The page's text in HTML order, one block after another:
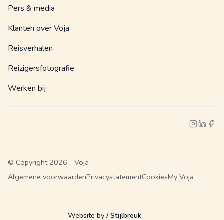
Pers & media
Klanten over Voja
Reisverhalen
Reizigersfotografie
Werken bij
© Copyright 2026 - Voja
Algemene voorwaardenPrivacystatementCookiesMy Voja
Website by / Stijlbreuk